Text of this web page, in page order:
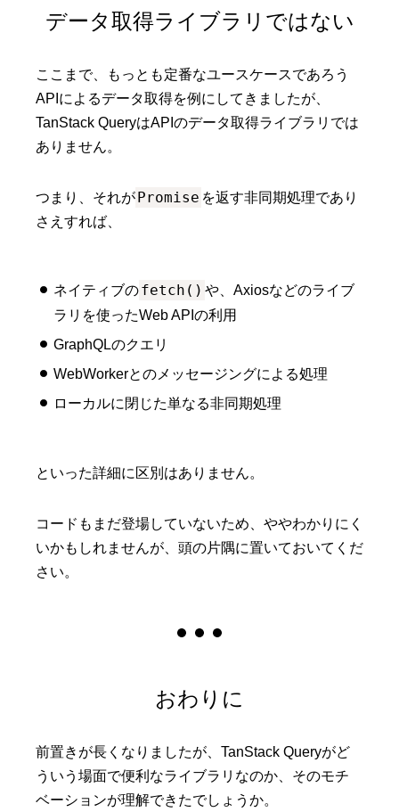
データ取得ライブラリではない
ここまで、もっとも定番なユースケースであろう
APIによるデータ取得を例にしてきましたが、
TanStack QueryはAPIのデータ取得ライブラリでは
ありません。
つまり、それがPromise を返す非同期処理であり
さえすれば、
ネイティブのfetch() や、Axiosなどのライブ
ラリを使ったWeb APIの利用
GraphQLのクエリ
WebWorkerとのメッセージングによる処理
ローカルに閉じた単なる非同期処理
といった詳細に区別はありません。
コードもまだ登場していないため、ややわかりにく
いかもしれませんが、頭の片隅に置いておいてくだ
さい。
おわりに
前置きが長くなりましたが、TanStack Queryがど
ういう場面で便利なライブラリなのか、そのモチ
ベーションが理解できたでしょうか。